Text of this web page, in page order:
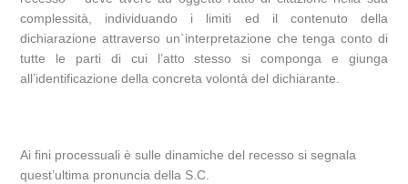
complessità, individuando i limiti ed il contenuto della
dichiarazione attraverso un`interpretazione che tenga conto di
tutte le parti di cui l’atto stesso si componga e giunga
all’identificazione della concreta volontà del dichiarante.
Ai fini processuali è sulle dinamiche del recesso si segnala
quest’ultima pronuncia della S.C.